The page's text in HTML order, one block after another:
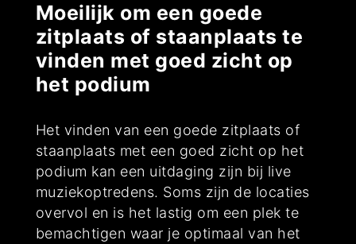
Moeilijk om een goede
zitplaats of staanplaats te
vinden met goed zicht op
het podium
Het vinden van een goede zitplaats of
staanplaats met een goed zicht op het
podium kan een uitdaging zijn bij live
muziekoptredens. Soms zijn de locaties
overvol en is het lastig om een plek te
bemachtigen waar je optimaal van het